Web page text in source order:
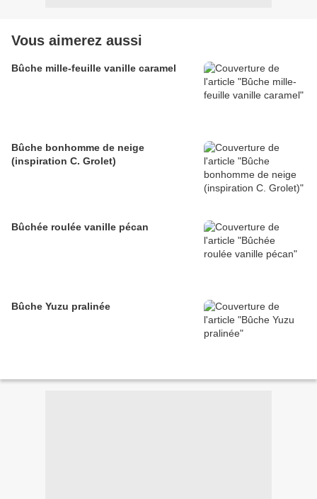
Vous aimerez aussi
Bûche mille-feuille vanille caramel
Bûche bonhomme de neige
(inspiration C. Grolet)
Bûchée roulée vanille pécan
Bûche Yuzu pralinée